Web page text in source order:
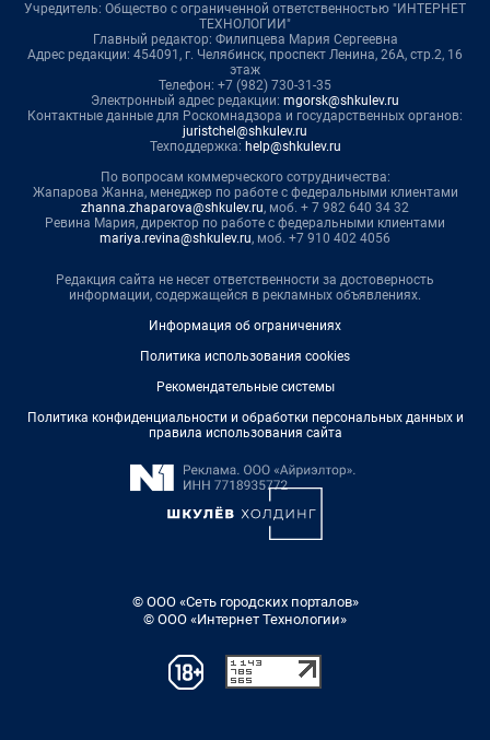
Учредитель: Общество с ограниченной ответственностью "ИНТЕРНЕТ
ТЕХНОЛОГИИ"
Главный редактор: Филипцева Мария Сергеевна
Адрес редакции: 454091, г. Челябинск, проспект Ленина, 26А, стр.2, 16
этаж
Телефон: +7 (982) 730-31-35
Электронный адрес редакции: mgorsk@shkulev.ru
Контактные данные для Роскомнадзора и государственных органов:
juristchel@shkulev.ru
Техподдержка: help@shkulev.ru
По вопросам коммерческого сотрудничества:
Жапарова Жанна, менеджер по работе с федеральными клиентами
zhanna.zhaparova@shkulev.ru, моб. + 7 982 640 34 32
Ревина Мария, директор по работе с федеральными клиентами
mariya.revina@shkulev.ru, моб. +7 910 402 4056
Редакция сайта не несет ответственности за достоверность
информации, содержащейся в рекламных объявлениях.
Информация об ограничениях
Политика использования cookies
Рекомендательные системы
Политика конфиденциальности и обработки персональных данных и
правила использования сайта
© ООО «Сеть городских порталов»
© ООО «Интернет Технологии»